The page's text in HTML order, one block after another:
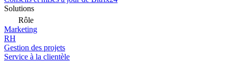
Solutions
Rôle
Marketing
RH
Gestion des projets
Service à la clientèle